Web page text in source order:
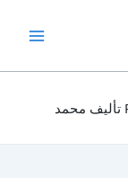
تحميل كتاب نظام الإسلام العقيدة والعبادة PDF تأليف محمد